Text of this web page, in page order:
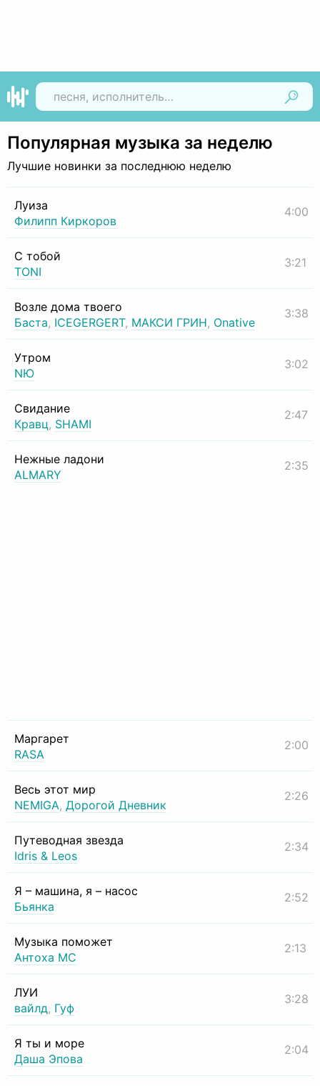
Популярная музыка за неделю
Лучшие новинки за последнюю неделю
Луиза
Филипп Киркоров
4:00
С тобой
TONI
3:21
Возле дома твоего
Баста, ICEGERGERT, МАКСИ ГРИН, Onative
3:38
Утром
NЮ
3:02
Свидание
Кравц, SHAMI
2:47
Нежные ладони
ALMARY
2:35
Маргарет
RASA
2:00
Весь этот мир
NEMIGA, Дорогой Дневник
2:26
Путеводная звезда
Idris & Leos
2:34
Я – машина, я – насос
Бьянка
2:52
Музыка поможет
Антоха МС
2:13
ЛУИ
вайлд, Гуф
3:28
Я ты и море
Даша Эпова
2:04